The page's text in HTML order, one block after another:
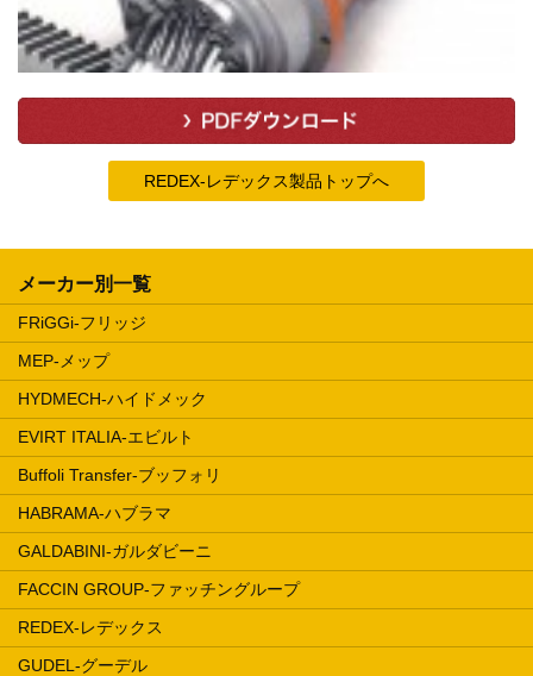
REDEX-レデックス製品トップへ
メーカー別一覧
FRiGGi-フリッジ
MEP-メップ
HYDMECH-ハイドメック
EVIRT ITALIA-エビルト
Buffoli Transfer-ブッフォリ
HABRAMA-ハブラマ
GALDABINI-ガルダビーニ
FACCIN GROUP-ファッチングループ
REDEX-レデックス
GUDEL-グーデル